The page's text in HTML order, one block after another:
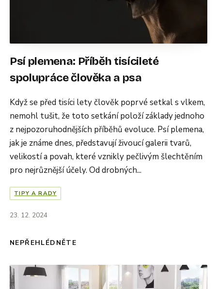
Psí plemena: Příběh tisícileté
spolupráce člověka a psa
Když se před tisíci lety člověk poprvé setkal s vlkem,
nemohl tušit, že toto setkání položí základy jednoho
z nejpozoruhodnějších příběhů evoluce. Psí plemena,
jak je známe dnes, představují živoucí galerii tvarů,
velikostí a povah, které vznikly pečlivým šlechtěním
pro nejrůznější účely. Od drobných...
TIPY A RADY
23. 12. 2024
NEPŘEHLÉDNĚTE